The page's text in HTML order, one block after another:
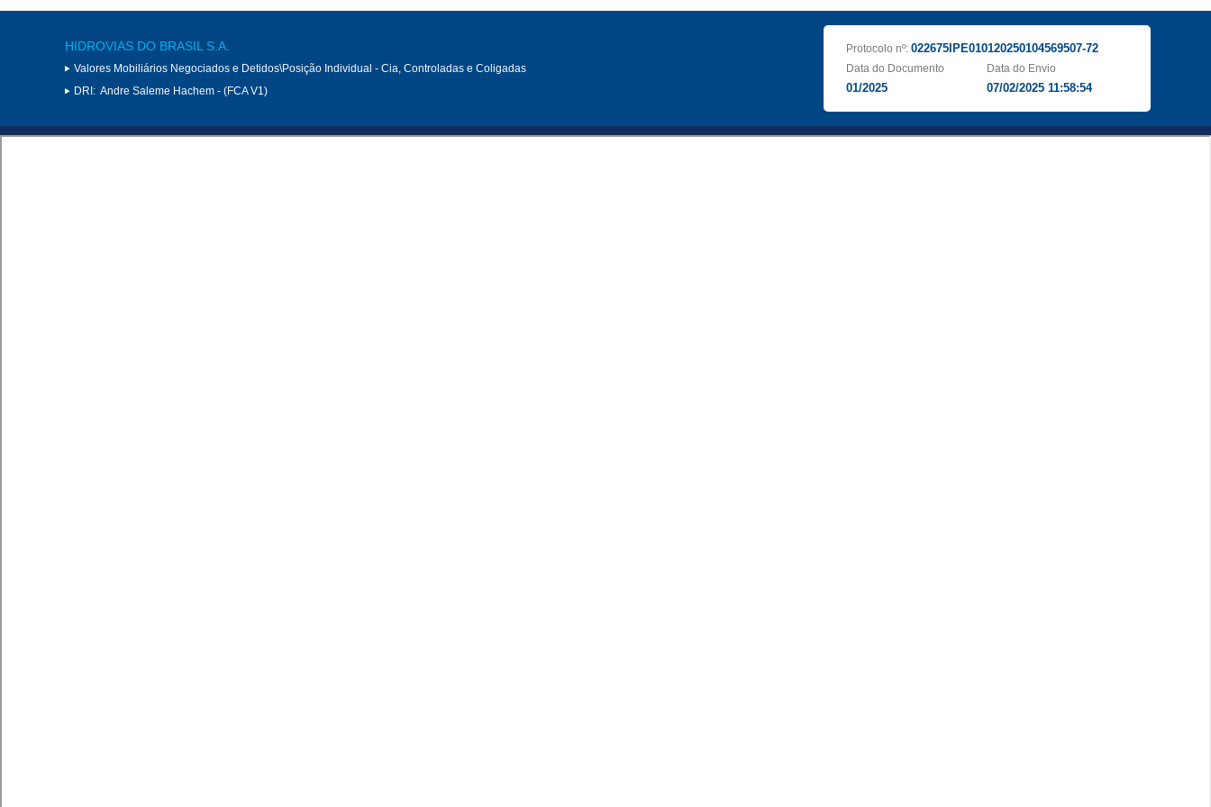
HIDROVIAS DO BRASIL S.A.
Valores Mobiliários Negociados e Detidos\Posição Individual - Cia, Controladas e Coligadas
DRI: Andre Saleme Hachem - (FCA V1)
Protocolo nº: 022675IPE010120250104569507-72
Data do Documento
01/2025
Data do Envio
07/02/2025 11:58:54